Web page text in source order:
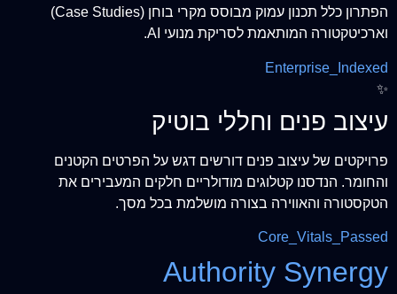
הפתרון כלל תכנון עמוק מבוסס מקרי בוחן (Case Studies)
וארכיטקטורה המותאמת לסריקת מנועי AI.
Enterprise_Indexed
✨
עיצוב פנים וחללי בוטיק
פרויקטים של עיצוב פנים דורשים דגש על הפרטים הקטנים
והחומר. הנדסנו קטלוגים מודולריים חלקים המעבירים את
הטקסטורה והאווירה בצורה מושלמת בכל מסך.
Core_Vitals_Passed
Authority Synergy